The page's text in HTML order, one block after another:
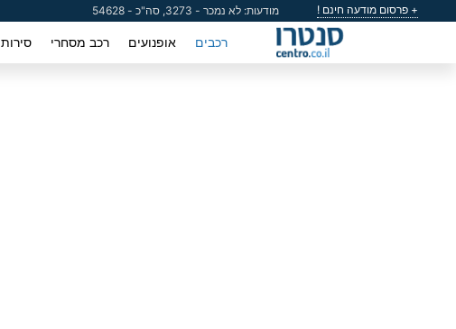
+ פרסום מודעה חינם ! מודעות: לא נמכר - 3273, סה"כ - 54628
רכבים אופנועים רכב מסחרי סירות